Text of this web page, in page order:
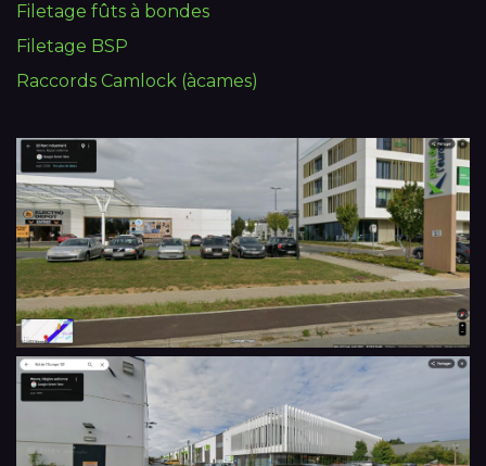
Filetage fûts à bondes
Filetage BSP
Raccords Camlock (àcames)